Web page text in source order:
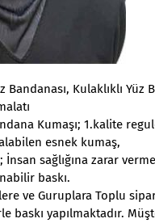
Bandanası, Kulaklıklı Yüz
Kumaşı; 1.kalite
esnek kumaş,
İnsan sağlığına zarar
baskı.
ve Guruplara Toplu
baskı yapılmaktadır.